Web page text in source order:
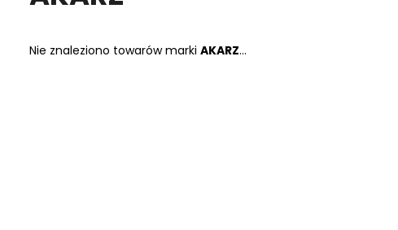
Nie znaleziono towarów marki AKARZ...